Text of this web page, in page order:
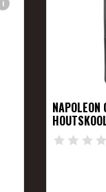
i
NAPOLEON